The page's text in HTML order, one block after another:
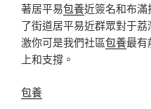
著居平易包養近簽名和布
了街道居平易近群眾對于荔
激你可是我們社區包養最有
上和支撐。
包養